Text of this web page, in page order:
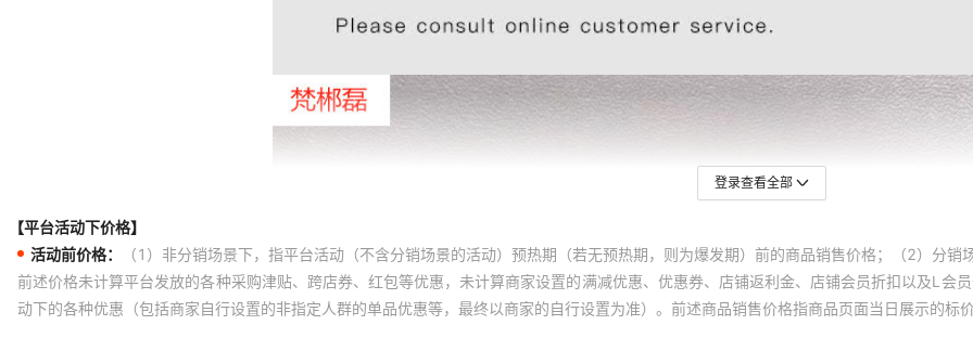
登录查看全部
【平台活动下价格】
活动前价格：
（1）非分销场景下，指平台活动（不含分销场景的活动）预热期（若无预热期，则为爆发期）前的商品销售价格；（2）分
前述价格未计算平台发放的各种采购津贴、跨店券、红包等优惠，未计算商家设置的满减优惠、优惠券、店铺返利金、店铺会员折扣以及L会
动下的各种优惠（包括商家自行设置的非指定人群的单品优惠等，最终以商家的自行设置为准）。前述商品销售价格指商品页面当日展示的